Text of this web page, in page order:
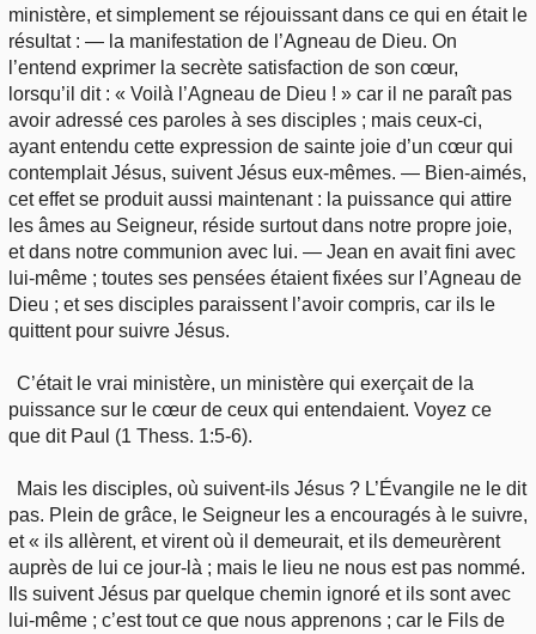
ministère, et simplement se réjouissant dans ce qui en était le
résultat : — la manifestation de l’Agneau de Dieu. On
l’entend exprimer la secrète satisfaction de son cœur,
lorsqu’il dit : « Voilà l’Agneau de Dieu ! » car il ne paraît pas
avoir adressé ces paroles à ses disciples ; mais ceux-ci,
ayant entendu cette expression de sainte joie d’un cœur qui
contemplait Jésus, suivent Jésus eux-mêmes. — Bien-aimés,
cet effet se produit aussi maintenant : la puissance qui attire
les âmes au Seigneur, réside surtout dans notre propre joie,
et dans notre communion avec lui. — Jean en avait fini avec
lui-même ; toutes ses pensées étaient fixées sur l’Agneau de
Dieu ; et ses disciples paraissent l’avoir compris, car ils le
quittent pour suivre Jésus.
C’était le vrai ministère, un ministère qui exerçait de la
puissance sur le cœur de ceux qui entendaient. Voyez ce
que dit Paul (1 Thess. 1:5-6).
Mais les disciples, où suivent-ils Jésus ? L’Évangile ne le dit
pas. Plein de grâce, le Seigneur les a encouragés à le suivre,
et « ils allèrent, et virent où il demeurait, et ils demeurèrent
auprès de lui ce jour-là ; mais le lieu ne nous est pas nommé.
Ils suivent Jésus par quelque chemin ignoré et ils sont avec
lui-même ; c’est tout ce que nous apprenons ; car le Fils de